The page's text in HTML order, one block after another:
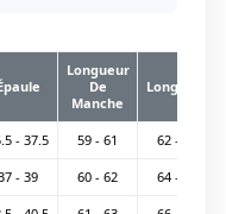
Longueur
De
Manche
Longueur
- 37.5 59 - 61 62 - 64
- 39 60 - 62 64 - 66